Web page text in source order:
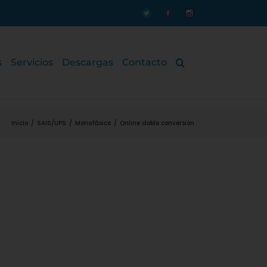
Personalizado
Personalizado
Personalizado
Servicios Descargas Contacto
Inicio / SAIS/UPS / Monofásico / Online doble conversión